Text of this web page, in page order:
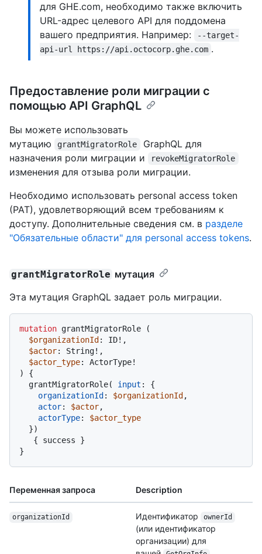
для GHE.com, необходимо также включить
URL-адрес целевого API для поддомена
вашего предприятия. Например:
--target-
api-url https://api.octocorp.ghe.com .
Предоставление роли миграции с
помощью API GraphQL
Вы можете использовать
мутацию
grantMigratorRole
GraphQL для
назначения роли миграции и
revokeMigratorRole
изменения для отзыва роли миграции.
Необходимо использовать personal access token
(PAT), удовлетворяющий всем требованиям к
доступу. Дополнительные сведения см. в разделе
"Обязательные области" для personal access tokens.
grantMigratorRole мутация
Эта мутация GraphQL задает роль миграции.
mutation grantMigratorRole
(
$organizationId : ID! ,
$actor: String! ,
$actor_type: ActorType!
)
{
  grantMigratorRole
( input :
{
organizationId : $organizationId ,
actor: $actor,
actorType:
$actor_type
})
{ success }
}
Переменная запроса Description
organizationId Идентификатор ownerId
(или идентификатор
организации) для